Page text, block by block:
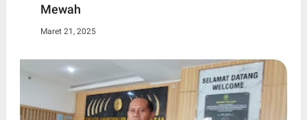
Mewah
Maret 21, 2025